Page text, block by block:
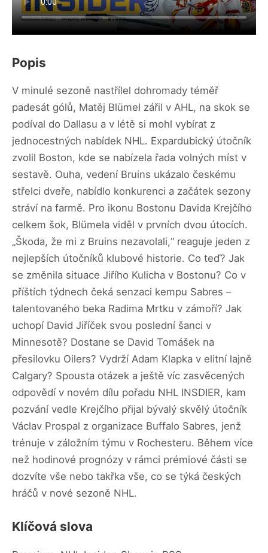
Popis
V minulé sezoně nastřílel dohromady téměř
padesát gólů, Matěj Blümel zářil v AHL, na skok se
podíval do Dallasu a v létě si mohl vybírat z
jednocestných nabídek NHL. Expardubický útočník
zvolil Boston, kde se nabízela řada volných míst v
sestavě. Ouha, vedení Bruins ukázalo českému
střelci dveře, nabídlo konkurenci a začátek sezony
stráví na farmě. Pro ikonu Bostonu Davida Krejčího
celkem šok, Blümela viděl v prvních dvou útocích.
„Škoda, že mi z Bruins nezavolali,“ reaguje jeden z
nejlepších útočníků klubové historie. Co teď? Jak
se změnila situace Jiřího Kulicha v Bostonu? Co v
příštích týdnech čeká senzaci kempu Sabres –
talentovaného beka Radima Mrtku v zámoří? Jak
uchopí David Jiříček svou poslední šanci v
Minnesotě? Dostane se David Tomášek na
přesilovku Oilers? Vydrží Adam Klapka v elitní lajně
Calgary? Spousta otázek a ještě víc zasvěcených
odpovědí v novém dílu pořadu NHL INSDIER, kam
pozvání vedle Krejčího přijal bývalý skvělý útočník
Václav Prospal z organizace Buffalo Sabres, jenž
trénuje v záložním týmu v Rochesteru. Během více
než hodinové prognózy v rámci prémiové části se
dozvíte vše nebo takřka vše, co se týká českých
hráčů v nové sezoně NHL.
Klíčová slova